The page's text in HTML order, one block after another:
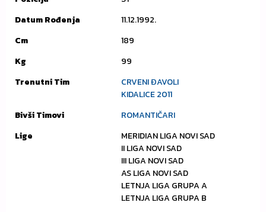
Datum Rođenja
11.12.1992.
Cm
189
Kg
99
Trenutni Tim
CRVENI ĐAVOLI
KIDALICE 2011
Bivši Timovi
ROMANTIČARI
Lige
MERIDIAN LIGA NOVI SAD
II LIGA NOVI SAD
III LIGA NOVI SAD
AS LIGA NOVI SAD
LETNJA LIGA GRUPA A
LETNJA LIGA GRUPA B